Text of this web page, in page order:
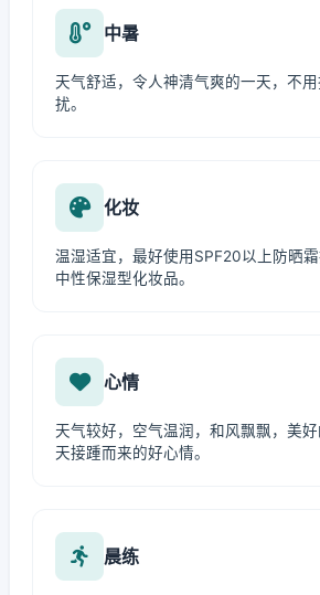
中暑
天气舒适，令人神清气爽的一天，不
扰。
化妆
温湿适宜，最好使用SPF20以上防晒
中性保湿型化妆品。
心情
天气较好，空气温润，和风飘飘，美
天接踵而来的好心情。
晨练